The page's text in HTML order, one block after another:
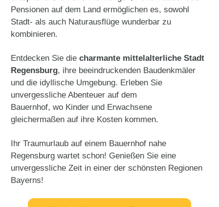
Pensionen auf dem Land ermöglichen es, sowohl
Stadt- als auch Naturausflüge wunderbar zu
kombinieren.
Entdecken Sie diecharmante mittelalterliche Stadt
Regensburg, ihre beeindruckenden Baudenkmäler
und die idyllische Umgebung. Erleben Sie
unvergessliche Abenteuer auf dem
Bauernhof, wo Kinder und Erwachsene
gleichermaßen auf ihre Kosten kommen.
Ihr Traumurlaub auf einem Bauernhof nahe
Regensburg wartet schon! Genießen Sie eine
unvergessliche Zeit in einer der schönsten Regionen
Bayerns!